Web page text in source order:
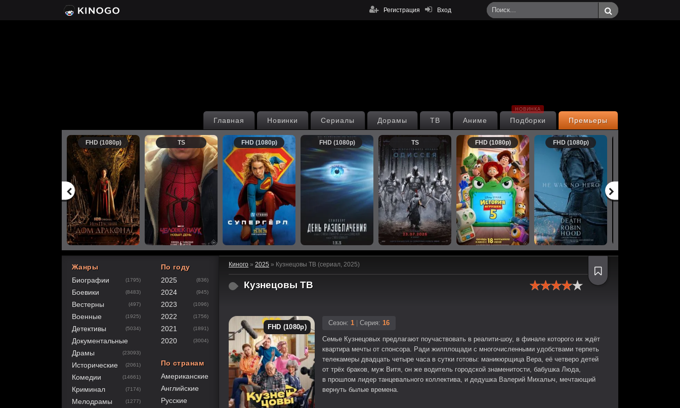
Вход
Регистрация
Премьеры
Подборки
НОВИНКА
Аниме
ТВ
Дорамы
Сериалы
Новинки
Главная
FHD (1080p) TS FHD (1080p) FHD (1080p) TS FHD (1080p) FHD (1080p)
Киного » 2025 » Кузнецовы ТВ (сериал, 2025)
Кузнецовы ТВ
80
1 2 3 4
FHD (1080p)
Сезон: 1 Серия: 16
Семье Кузнецовых предлагают поучаствовать в реалити-шоу, в финале которого их ждёт
квартира мечты от спонсора. Ради жилплощади с многочисленными удобствами терпеть
телекамеры двадцать четыре часа в сутки готовы: маникюрщица Вера, её четверо детей
от трёх браков, муж Витя, он же водитель городской знаменитости, бабушка Люда,
в прошлом лидер танцевального коллектива, и дедушка Валерий Михалыч, мечтающий
вернуть былые времена.
Жанры
Биографии
(1795)
Боевики (8483)
Вестерны (497)
Военные (1925)
Детективы (5034)
Документальные
Драмы
(23093)
Исторические (2061)
Комедии (14661)
Криминал (7174)
Мелодрамы (1277)
По году
2025
(836)
2024 (945)
2023 (1096)
2022 (1756)
2021 (1891)
2020 (3004)
По странам
Американские
Английские
Русские